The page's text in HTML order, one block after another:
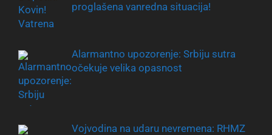
proglašena vanredna situacija!
Alarmantno upozorenje: Srbiju sutra
očekuje velika opasnost
Vojvodina na udaru nevremena: RHMZ